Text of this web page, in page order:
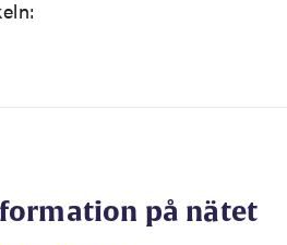
på nätet